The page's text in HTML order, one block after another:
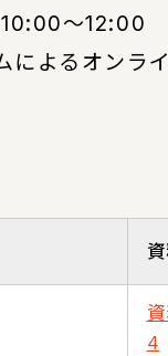
〜12:00
によるオンラ
4